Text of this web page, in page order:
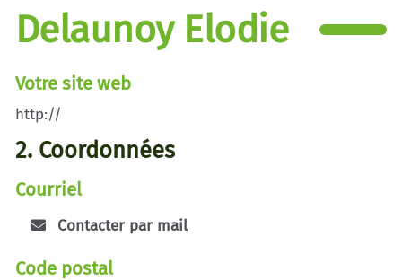
Delaunoy Elodie
Votre site web
http://
2. Coordonnées
Courriel
Contacter par mail
Code postal